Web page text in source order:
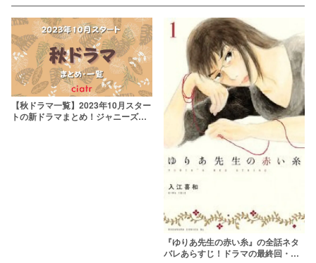
【秋ドラマ一覧】2023年10月スター
トの新ドラマまとめ！ジャニーズ出
『ゆりあ先生の赤い糸』の全話ネタ
バレあらすじ！ドラマの最終回・結